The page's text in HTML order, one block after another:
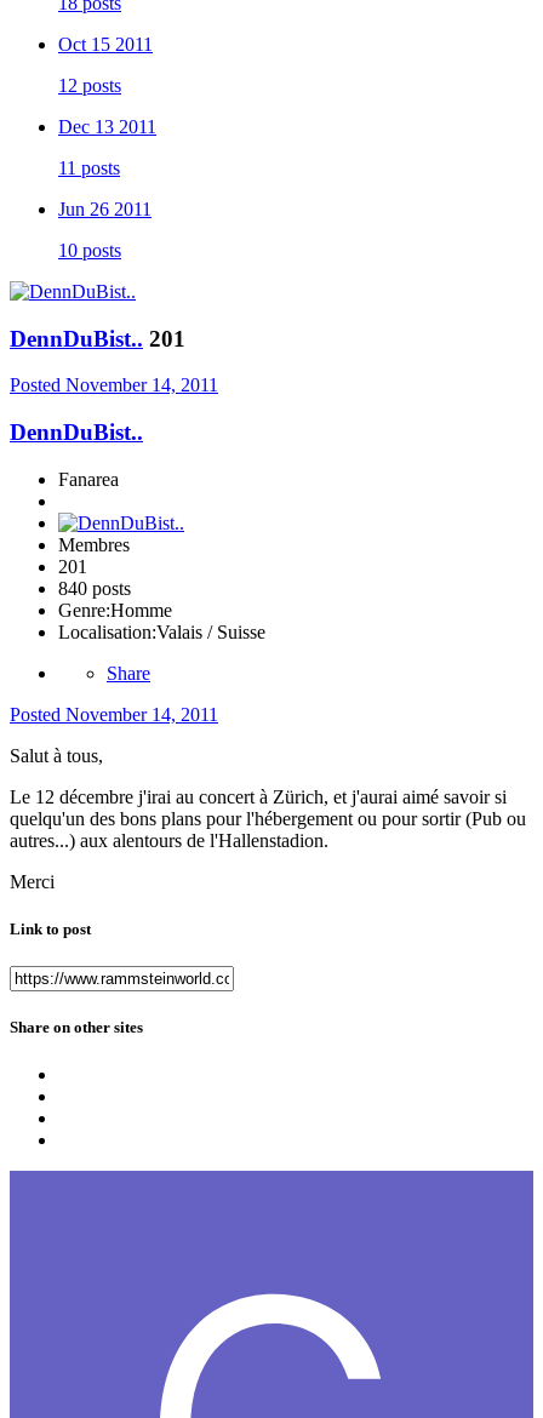
Oct 15 2011
12 posts
Dec 13 2011
11 posts
Jun 26 2011
10 posts
DennDuBist.. 201
Posted November 14, 2011
DennDuBist..
Fanarea
Membres
201
840 posts
Genre:Homme
Localisation:Valais / Suisse
Share
Posted November 14, 2011
Salut à tous,
Le 12 décembre j'irai au concert à Zürich, et j'aurai aimé savoir si
quelqu'un des bons plans pour l'hébergement ou pour sortir (Pub ou
autres...) aux alentours de l'Hallenstadion.
Merci
Link to post
Share on other sites